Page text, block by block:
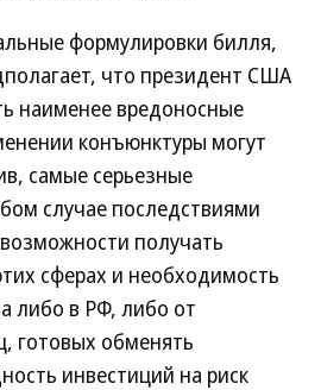
формулировки билля,
что президент США
наименее вредоносные
конъюнктуры могут
самые серьезные
случае последствиями
получать
сферах и необходимость
либо в РФ, либо от
готовых обменять
инвестиций на риск